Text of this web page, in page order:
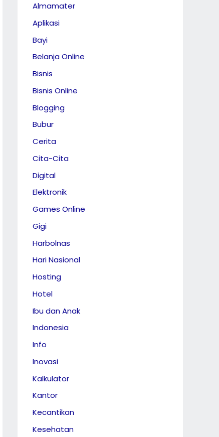
Almamater
Aplikasi
Bayi
Belanja Online
Bisnis
Bisnis Online
Blogging
Bubur
Cerita
Cita-Cita
Digital
Elektronik
Games Online
Gigi
Harbolnas
Hari Nasional
Hosting
Hotel
Ibu dan Anak
Indonesia
Info
Inovasi
Kalkulator
Kantor
Kecantikan
Kesehatan